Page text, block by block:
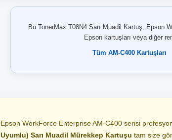
Bu TonerMax T08N4 Sarı Muadil Kartuş, Epson
Epson kartuşları veya diğer
Tüm AM-C400 Kartuşları
Epson WorkForce Enterprise AM-C400 serisi
Uyumlu) Sarı Muadil Mürekkep Kartuşu tam size